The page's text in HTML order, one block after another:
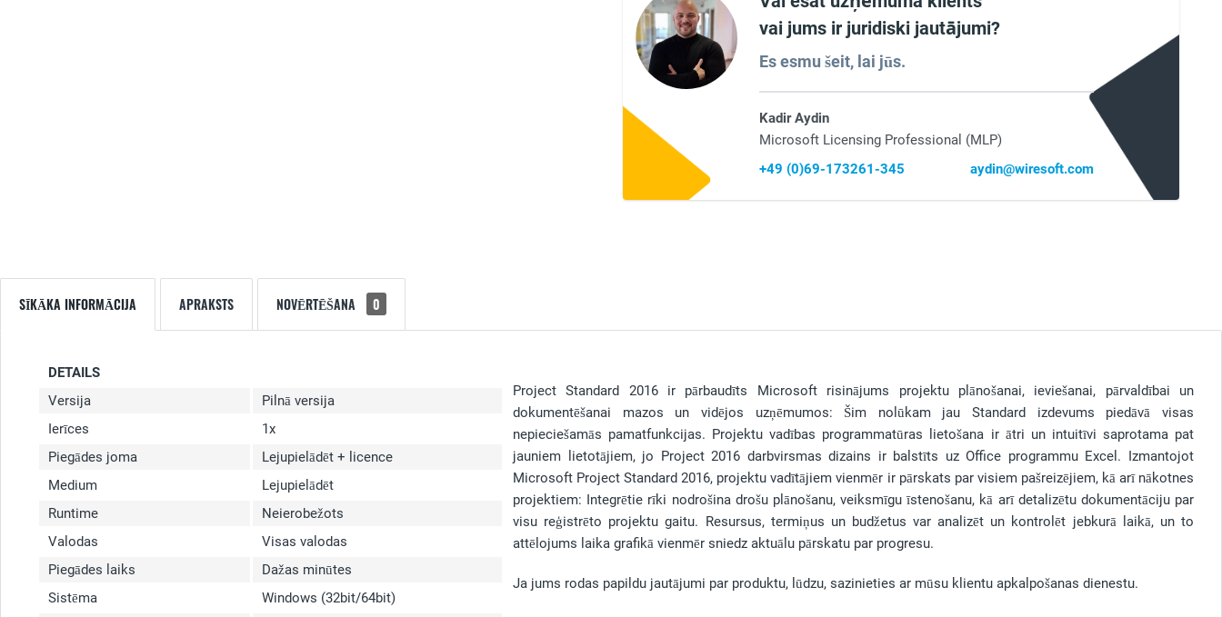
vai jums ir juridiski jautājumi?
Es esmu šeit, lai jūs.
Kadir Aydin
Microsoft Licensing Professional (MLP)
+49 (0)69-173261-345
aydin@wiresoft.com
SĪKĀKA INFORMĀCIJA APRAKSTS NOVĒRTĒŠANA 0
DETAILS
Versija
Pilnā versija
Ierīces
1x
Piegādes joma
Lejupielādēt + licence
Medium
Lejupielādēt
Runtime
Neierobežots
Valodas
Visas valodas
Piegādes laiks
Dažas minūtes
Sistēma
Windows (32bit/64bit)
Project Standard 2016 ir pārbaudīts Microsoft risinājums projektu plānošanai, ieviešanai, pārvaldībai un
dokumentēšanai mazos un vidējos uzņēmumos: Šim nolūkam jau Standard izdevums piedāvā visas
nepieciešamās pamatfunkcijas. Projektu vadības programmatūras lietošana ir ātri un intuitīvi saprotama pat
jauniem lietotājiem, jo Project 2016 darbvirsmas dizains ir balstīts uz Office programmu Excel. Izmantojot
Microsoft Project Standard 2016, projektu vadītājiem vienmēr ir pārskats par visiem pašreizējiem, kā arī nākotnes
projektiem: Integrētie rīki nodrošina drošu plānošanu, veiksmīgu īstenošanu, kā arī detalizētu dokumentāciju par
visu reģistrēto projektu gaitu. Resursus, termiņus un budžetus var analizēt un kontrolēt jebkurā laikā, un to
attēlojums laika grafikā vienmēr sniedz aktuālu pārskatu par progresu.
Ja jums rodas papildu jautājumi par produktu, lūdzu, sazinieties ar mūsu klientu apkalpošanas dienestu.